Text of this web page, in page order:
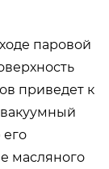
паровой
приведет к
его
масляного